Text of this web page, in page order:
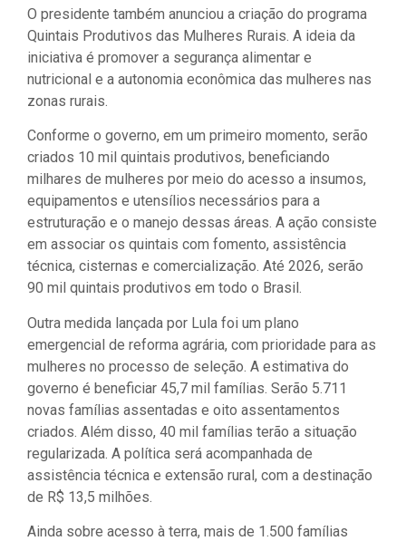
O presidente também anunciou a criação do programa
Quintais Produtivos das Mulheres Rurais. A ideia da
iniciativa é promover a segurança alimentar e
nutricional e a autonomia econômica das mulheres nas
zonas rurais.
Conforme o governo, em um primeiro momento, serão
criados 10 mil quintais produtivos, beneficiando
milhares de mulheres por meio do acesso a insumos,
equipamentos e utensílios necessários para a
estruturação e o manejo dessas áreas. A ação consiste
em associar os quintais com fomento, assistência
técnica, cisternas e comercialização. Até 2026, serão
90 mil quintais produtivos em todo o Brasil.
Outra medida lançada por Lula foi um plano
emergencial de reforma agrária, com prioridade para as
mulheres no processo de seleção. A estimativa do
governo é beneficiar 45,7 mil famílias. Serão 5.711
novas famílias assentadas e oito assentamentos
criados. Além disso, 40 mil famílias terão a situação
regularizada. A política será acompanhada de
assistência técnica e extensão rural, com a destinação
de R$ 13,5 milhões.
Ainda sobre acesso à terra, mais de 1.500 famílias